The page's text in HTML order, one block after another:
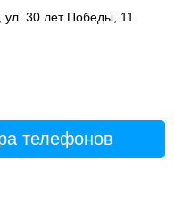
30 лет Победы, 11.
телефонов